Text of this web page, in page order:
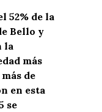
52% de la
Bello y
la
más
de
en esta
se